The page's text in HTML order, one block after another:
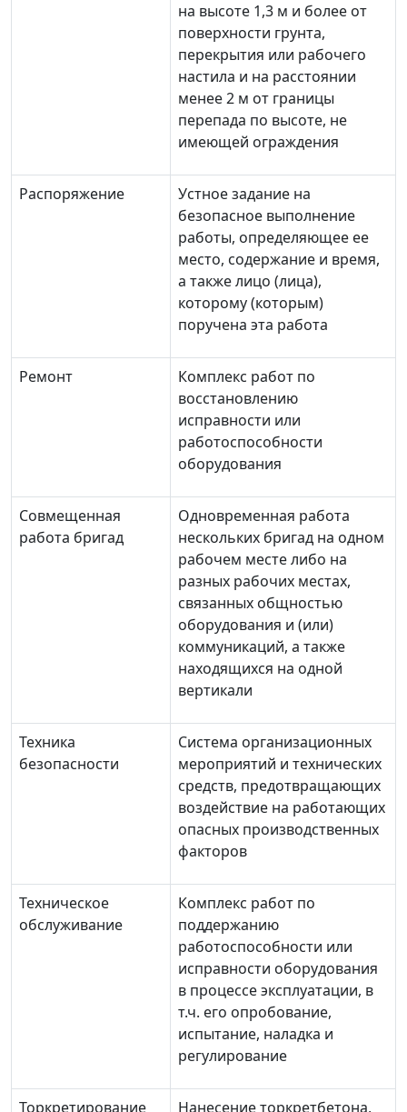
на высоте 1,3 м и более от
поверхности грунта,
перекрытия или рабочего
настила и на расстоянии
менее 2 м от границы
перепада по высоте, не
имеющей ограждения
Распоряжение
Устное задание на
безопасное выполнение
работы, определяющее ее
место, содержание и время,
а также лицо (лица),
которому (которым)
поручена эта работа
Ремонт
Комплекс работ по
восстановлению
исправности или
работоспособности
оборудования
Совмещенная
работа бригад
Одновременная работа
нескольких бригад на одном
рабочем месте либо на
разных рабочих местах,
связанных общностью
оборудования и (или)
коммуникаций, а также
находящихся на одной
вертикали
Техника
безопасности
Система организационных
мероприятий и технических
средств, предотвращающих
воздействие на работающих
опасных производственных
факторов
Техническое
обслуживание
Комплекс работ по
поддержанию
работоспособности или
исправности оборудования
в процессе эксплуатации, в
т.ч. его опробование,
испытание, наладка и
регулирование
Торкретирование Нанесение торкретбетона,